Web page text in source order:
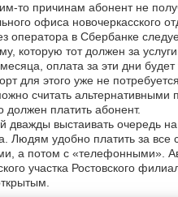
то причинам абонент не
офиса новочеркасского
оператора в Сбербанке
которую тот должен за
оплата за эти дни
для этого уже не
считать
должен платить абонент.
выстаивать очередь
Людям удобно платить за все
а потом с «телефонными».
участка Ростовского